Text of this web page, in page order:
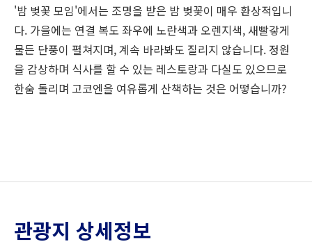
'밤 벚꽃 모임'에서는 조명을 받은 밤 벚꽃이 매우 환상적입니
다. 가을에는 연결 복도 좌우에 노란색과 오렌지색, 새빨갛게
물든 단풍이 펼쳐지며, 계속 바라봐도 질리지 않습니다. 정원
을 감상하며 식사를 할 수 있는 레스토랑과 다실도 있으므로
한숨 돌리며 고코엔을 여유롭게 산책하는 것은 어떻습니까?
관광지 상세정보